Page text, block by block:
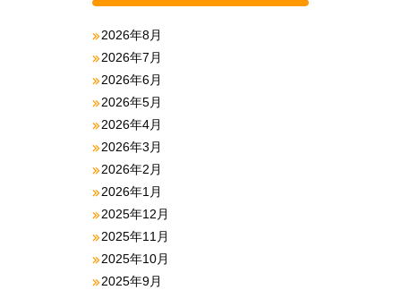
2026年8月
2026年7月
2026年6月
2026年5月
2026年4月
2026年3月
2026年2月
2026年1月
2025年12月
2025年11月
2025年10月
2025年9月